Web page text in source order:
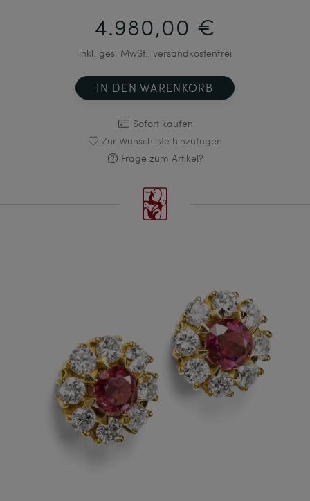
4.980,00 €
inkl. ges. MwSt., versandkostenfrei
IN DEN WARENKORB
Sofort kaufen
Zur Wunschliste hinzufügen
Frage zum Artikel?